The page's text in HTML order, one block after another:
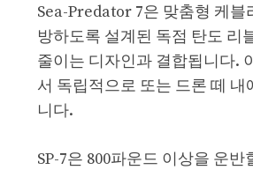
Sea-Predator 7은 맞춤형 케
방하도록 설계된 독점 탄도 리
줄이는 디자인과 결합됩니다.
서 독립적으로 또는 드론 떼
니다.
SP-7은 800파운드 이상을 운